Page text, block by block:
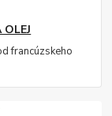
francúzskeho